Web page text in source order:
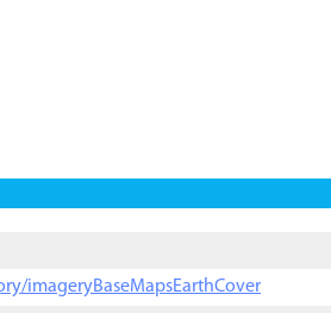
imageryBaseMapsEarthCover